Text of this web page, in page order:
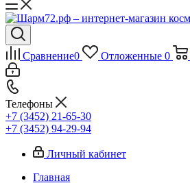
Сравнение0 Отложенные 0
Телефоны
+7 (3452) 21-65-30
+7 (3452) 94-29-94
Личный кабинет
Главная